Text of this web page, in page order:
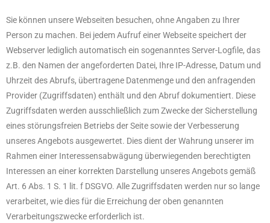
Sie können unsere Webseiten besuchen, ohne Angaben zu Ihrer
Person zu machen. Bei jedem Aufruf einer Webseite speichert der
Webserver lediglich automatisch ein sogenanntes Server-Logfile, das
z.B. den Namen der angeforderten Datei, Ihre IP-Adresse, Datum und
Uhrzeit des Abrufs, übertragene Datenmenge und den anfragenden
Provider (Zugriffsdaten) enthält und den Abruf dokumentiert. Diese
Zugriffsdaten werden ausschließlich zum Zwecke der Sicherstellung
eines störungsfreien Betriebs der Seite sowie der Verbesserung
unseres Angebots ausgewertet. Dies dient der Wahrung unserer im
Rahmen einer Interessensabwägung überwiegenden berechtigten
Interessen an einer korrekten Darstellung unseres Angebots gemäß
Art. 6 Abs. 1 S. 1 lit. f DSGVO. Alle Zugriffsdaten werden nur so lange
verarbeitet, wie dies für die Erreichung der oben genannten
Verarbeitungszwecke erforderlich ist.